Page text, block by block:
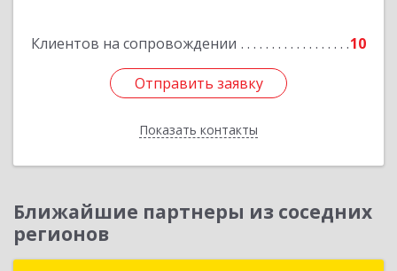
Клиентов на сопровождении 10
Отправить заявку
Показать контакты
Подробнее
Отправить заявку
Назад
Ближайшие партнеры из соседних
регионов